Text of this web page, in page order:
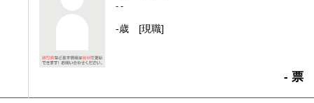
- -
-歳 [現職]
- 票